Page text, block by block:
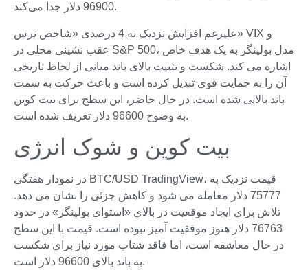
96900 دلار جدا می‌کند.
علیرغم افزایش نزدیک به 4 درصدی «شاخص ترس» VIX و
عقب نشینی محلی در S&P 500، مدل بولینگر به یک هدف خاص
اشاره می کند. شکست و تثبیت بالای باند میانی از لحاظ تاریخی
آن را به حمایت قوی تبدیل کرده است و باعث حرکت به سمت
باند بالایی شده است. در حال حاضر، این سطح برای بیت کوین
به وضوح 96600 دلار تعریف شده است.
بیت کوین و شوک انرژی
در نمودار هفتگی BTC/USD TradingView، قیمت نزدیک به
75777 دلار معامله می شود و کاهش جزئی را نشان می دهد.
تلاش برای ایجاد موقعیت در بالای «استوای بولینگر» در حدود
76763 دلار هنوز موفقیت آمیز نبوده است. قیمت با این سطح
در حال معاشقه است، اما فاقد شتاب مورد نیاز برای شکست
به باند بالای 96600 دلار است.